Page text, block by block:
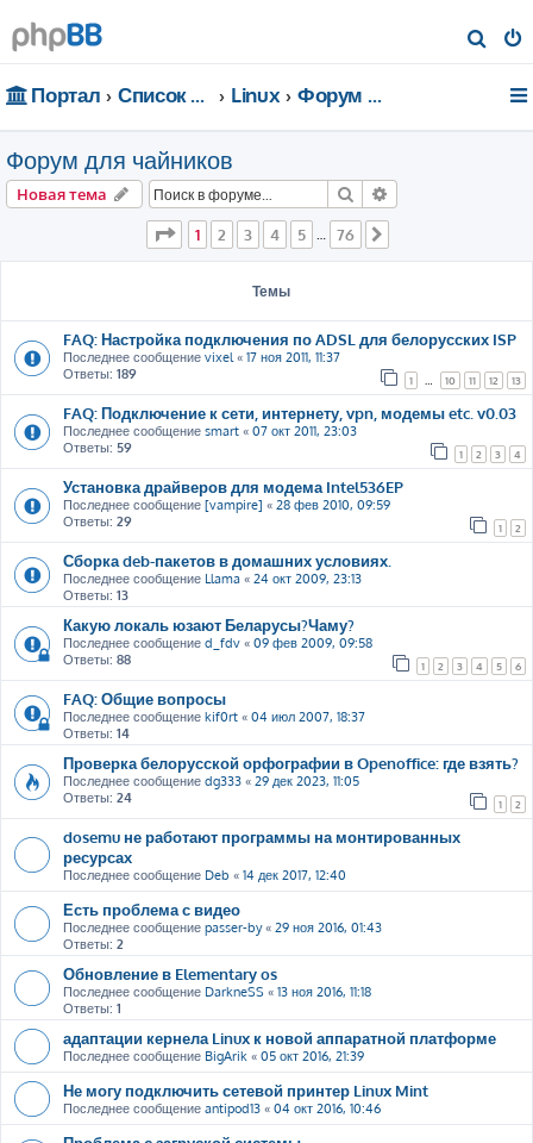
о
Портал Список форумов Linux Форум для чайников
Форум для чайников
Новая тема Поиск
Страница из 76
1 2 3 4 5 … 76
Темы
FAQ: Настройка подключения по ADSL для белорусских ISP
Последнее сообщение vixel« 17 ноя 2011, 11:37
Ответы: 189 1 10 11 12 13
FAQ: Подключение к сети, интернету, vpn, модемы etc. v0.03
Последнее сообщение smart « 07 окт 2011, 23:03
Ответы: 59 1 2 3 4
Установка драйверов для модема Intel536EP
Последнее сообщение [vampire] « 28 фев 2010, 09:59
Ответы: 29 1 2
Сборка deb-пакетов в домашних условиях.
Последнее сообщение Llama « 24 окт 2009, 23:13
Ответы: 13
Какую локаль юзают Беларусы?Чаму?
Последнее сообщение d_fdv « 09 фев 2009, 09:58
Ответы: 88 1 2 3 4 5 6
FAQ: Общие вопросы
Последнее сообщение kif0rt « 04 июл 2007, 18:37
Ответы: 14
Проверка белорусской орфографии в Openoffice: где взять?
Последнее сообщение dg333 « 29 дек 2023, 11:05
Ответы: 24 1 2
dosemu не работают программы на монтированных
ресурсах
Последнее сообщение Deb « 14 дек 2017, 12:40
Есть проблема с видео
Последнее сообщение passer-by« 29 ноя 2016, 01:43
Ответы: 2
Обновление в Elementary os
Последнее сообщение DarkneSS « 13 ноя 2016, 11:18
Ответы: 1
адаптации кернела Linux к новой аппаратной платформе
Последнее сообщение BigArik « 05 окт 2016, 21:39
Не могу подключить сетевой принтер Linux Mint
Последнее сообщение antipod13 « 04 окт 2016, 10:46